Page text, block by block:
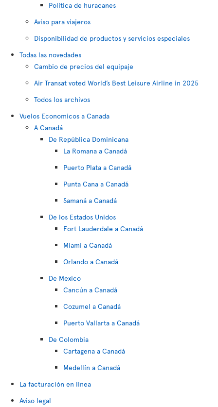
Política de huracanes
Aviso para viajeros
Disponibilidad de productos y servicios especiales
Todas las novedades
Cambio de precios del equipaje
Air Transat voted World’s Best Leisure Airline in 2025
Todos los archivos
Vuelos Economicos a Canada
A Canadá
De República Dominicana
La Romana a Canadá
Puerto Plata a Canadá
Punta Cana a Canadá
Samaná a Canadá
De los Estados Unidos
Fort Lauderdale a Canadá
Miami a Canadá
Orlando a Canadá
De Mexico
Cancún a Canadá
Cozumel a Canadá
Puerto Vallarta a Canadá
De Colombia
Cartagena a Canadá
Medellín a Canadá
La facturación en línea
Aviso legal